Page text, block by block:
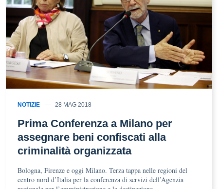
NOTIZIE 28 MAG 2018
Prima Conferenza a Milano per
assegnare beni confiscati alla
criminalità organizzata
Bologna, Firenze e oggi Milano. Terza tappa nelle regioni del
centro nord d’Italia per la conferenza di servizi dell’Agenzia